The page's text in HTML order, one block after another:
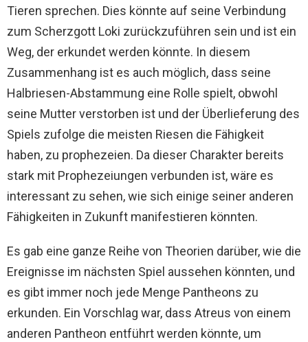
Tieren sprechen. Dies könnte auf seine Verbindung
zum Scherzgott Loki zurückzuführen sein und ist ein
Weg, der erkundet werden könnte. In diesem
Zusammenhang ist es auch möglich, dass seine
Halbriesen-Abstammung eine Rolle spielt, obwohl
seine Mutter verstorben ist und der Überlieferung des
Spiels zufolge die meisten Riesen die Fähigkeit
haben, zu prophezeien. Da dieser Charakter bereits
stark mit Prophezeiungen verbunden ist, wäre es
interessant zu sehen, wie sich einige seiner anderen
Fähigkeiten in Zukunft manifestieren könnten.
Es gab eine ganze Reihe von Theorien darüber, wie die
Ereignisse im nächsten Spiel aussehen könnten, und
es gibt immer noch jede Menge Pantheons zu
erkunden. Ein Vorschlag war, dass Atreus von einem
anderen Pantheon entführt werden könnte, um